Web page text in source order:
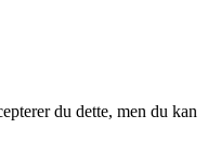
du dette, men du kan